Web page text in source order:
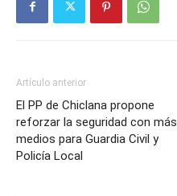
Artículo anterior
El PP de Chiclana propone
reforzar la seguridad con más
medios para Guardia Civil y
Policía Local